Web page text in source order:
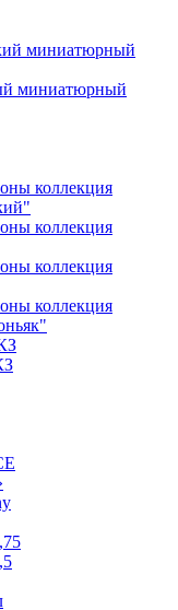
миниатюрный
миниатюрный
коллекция
коллекция
коллекция
коллекция